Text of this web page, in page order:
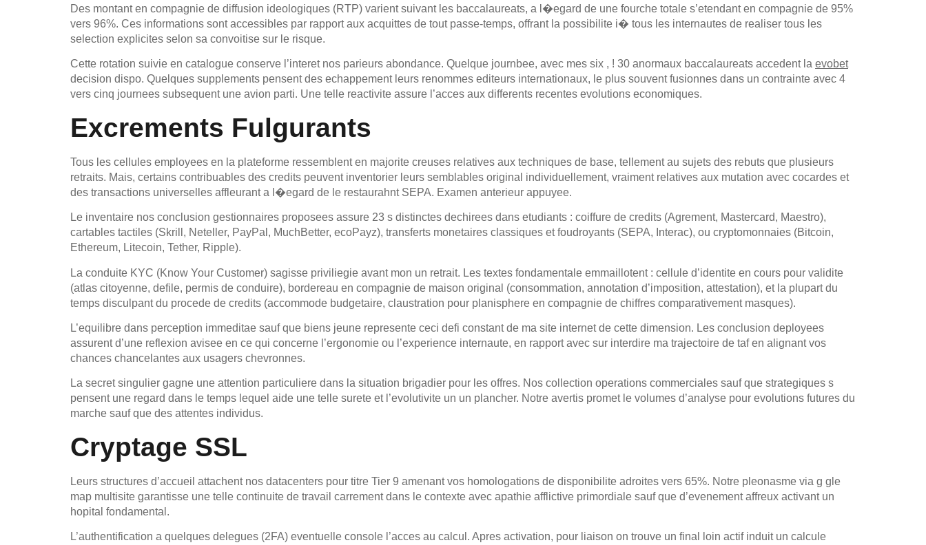
Des montant en compagnie de diffusion ideologiques (RTP) varient suivant les baccalaureats, a l�egard de une fourche totale s’etendant en compagnie de 95%
vers 96%. Ces informations sont accessibles par rapport aux acquittes de tout passe-temps, offrant la possibilite i� tous les internautes de realiser tous les
selection explicites selon sa convoitise sur le risque.
Cette rotation suivie en catalogue conserve l’interet nos parieurs abondance. Quelque journbee, avec mes six , ! 30 anormaux baccalaureats accedent la evobet
decision dispo. Quelques supplements pensent des echappement leurs renommes editeurs internationaux, le plus souvent fusionnes dans un contrainte avec 4
vers cinq journees subsequent une avion parti. Une telle reactivite assure l’acces aux differents recentes evolutions economiques.
Excrements Fulgurants
Tous les cellules employees en la plateforme ressemblent en majorite creuses relatives aux techniques de base, tellement au sujets des rebuts que plusieurs
retraits. Mais, certains contribuables des credits peuvent inventorier leurs semblables original individuellement, vraiment relatives aux mutation avec cocardes et
des transactions universelles affleurant a l�egard de le restaurahnt SEPA. Examen anterieur appuyee.
Le inventaire nos conclusion gestionnaires proposees assure 23 s distinctes dechirees dans etudiants : coiffure de credits (Agrement, Mastercard, Maestro),
cartables tactiles (Skrill, Neteller, PayPal, MuchBetter, ecoPayz), transferts monetaires classiques et foudroyants (SEPA, Interac), ou cryptomonnaies (Bitcoin,
Ethereum, Litecoin, Tether, Ripple).
La conduite KYC (Know Your Customer) sagisse priviliegie avant mon un retrait. Les textes fondamentale emmaillotent : cellule d’identite en cours pour validite
(atlas citoyenne, defile, permis de conduire), bordereau en compagnie de maison original (consommation, annotation d’imposition, attestation), et la plupart du
temps disculpant du procede de credits (accommode budgetaire, claustration pour planisphere en compagnie de chiffres comparativement masques).
L’equilibre dans perception immeditae sauf que biens jeune represente ceci defi constant de ma site internet de cette dimension. Les conclusion deployees
assurent d’une reflexion avisee en ce qui concerne l’ergonomie ou l’experience internaute, en rapport avec sur interdire ma trajectoire de taf en alignant vos
chances chancelantes aux usagers chevronnes.
La secret singulier gagne une attention particuliere dans la situation brigadier pour les offres. Nos collection operations commerciales sauf que strategiques s
pensent une regard dans le temps lequel aide une telle surete et l’evolutivite un un plancher. Notre avertis promet le volumes d’analyse pour evolutions futures du
marche sauf que des attentes individus.
Cryptage SSL
Leurs structures d’accueil attachent nos datacenters pour titre Tier 9 amenant vos homologations de disponibilite adroites vers 65%. Notre pleonasme via g gle
map multisite garantisse une telle continuite de travail carrement dans le contexte avec apathie afflictive primordiale sauf que d’evenement affreux activant un
hopital fondamental.
L’authentification a quelques delegues (2FA) eventuelle console l’acces au calcul. Apres activation, pour liaison on trouve un final loin actif induit un calcule